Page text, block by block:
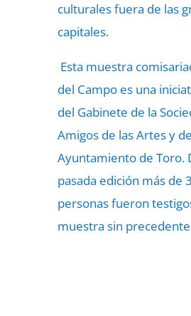
culturales fuera de las
capitales.
Esta muestra
del Campo es una
del Gabinete de la
Amigos de las Artes y
Ayuntamiento de Toro.
pasada edición más de
personas fueron
muestra sin